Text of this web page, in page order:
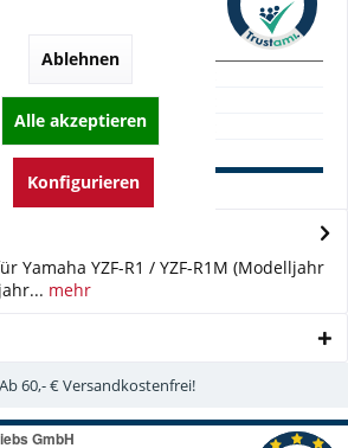
Yamaha YZF-R1 / YZF-R1M (Modelljahr
mehr
Ab 60,- € Versandkostenfrei!
Ablehnen
Alle akzeptieren
Konfigurieren